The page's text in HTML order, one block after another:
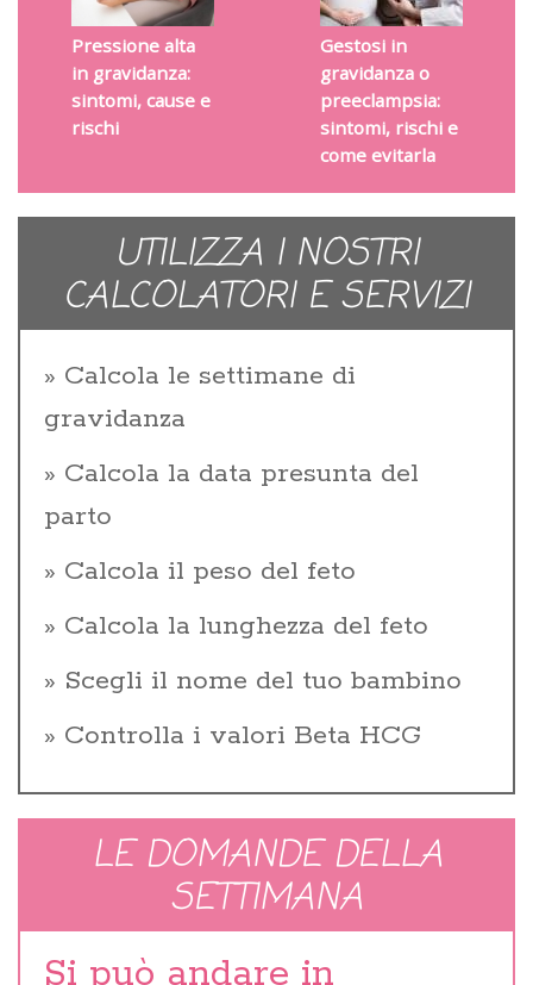
Pressione alta
in gravidanza:
sintomi, cause e
rischi
Gestosi in
gravidanza o
preeclampsia:
sintomi, rischi e
come evitarla
UTILIZZA I NOSTRI
CALCOLATORI E SERVIZI
Calcola le settimane di
gravidanza
Calcola la data presunta del
parto
Calcola il peso del feto
Calcola la lunghezza del feto
Scegli il nome del tuo bambino
Controlla i valori Beta HCG
LE DOMANDE DELLA
SETTIMANA
Si può andare in